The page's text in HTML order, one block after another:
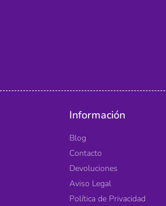
Información
Blog
Contacto
Devoluciones
Aviso Legal
Política de Privacidad